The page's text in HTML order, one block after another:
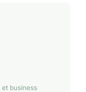
business